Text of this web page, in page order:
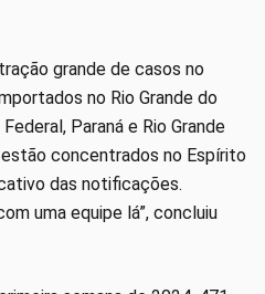
grande de casos no
no Rio Grande do
Paraná e Rio Grande
concentrados no Espírito
das notificações.
uma equipe lá”, concluiu